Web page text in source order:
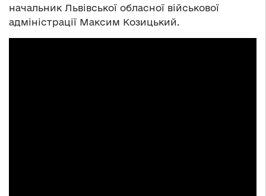
начальник Львівської обласної військової
адміністрації Максим Козицький.